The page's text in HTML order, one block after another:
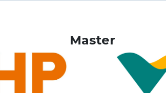
Master